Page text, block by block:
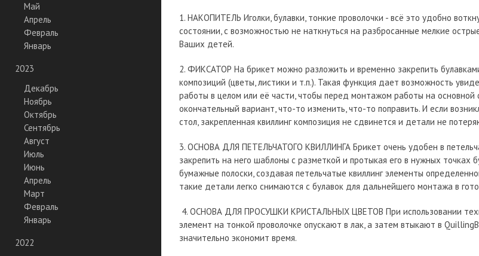
Май
Апрель
Февраль
Январь
2023
Декабрь
Ноябрь
Октябрь
Сентябрь
Август
Июль
Июнь
Апрель
Март
Февраль
Январь
2022
1. НАКОПИТЕЛЬ Иголки, булавки, тонкие проволочки - всё это удобно
состоянии, с возможностью не наткнуться на разбросанные мелкие
Ваших детей.
2. ФИКСАТОР На брикет можно разложить и временно закрепить
композиций (цветы, листики и т.п.). Такая функция дает возможность
работы в целом или её части, чтобы перед монтажом работы на
окончательный вариант, что-то изменить, что-то поправить. И если
стол, закрепленная квиллинг композиция не сдвинется и детали не
3. ОСНОВА ДЛЯ ПЕТЕЛЬЧАТОГО КВИЛЛИНГА Брикет очень удобен в
закрепить на него шаблоны с разметкой и протыкая его в нужных точках
бумажные полоски, создавая петельчатые квиллинг элементы
такие детали легко снимаются с булавок для дальнейшего монтажа в
4. ОСНОВА ДЛЯ ПРОСУШКИ КРИСТАЛЬНЫХ ЦВЕТОВ При использовании
элемент на тонкой проволочке опускают в лак, а затем втыкают в
значительно экономит время.